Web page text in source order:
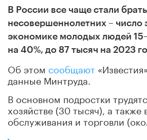
В России все чаще стали
несовершеннолетних – число
экономике молодых людей
на 40%, до 87 тысяч на 2023
Об этом сообщают
данные Минтруда.
В основном подростки
хозяйстве (30 тысяч), а также
обслуживания и торговли